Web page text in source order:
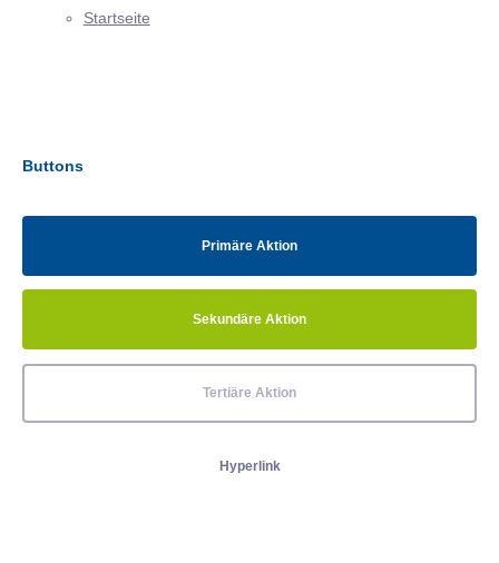
Startseite
Buttons
Primäre Aktion
Sekundäre Aktion
Tertiäre Aktion
Hyperlink